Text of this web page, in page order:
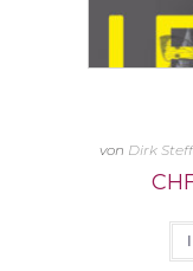
von Dirk